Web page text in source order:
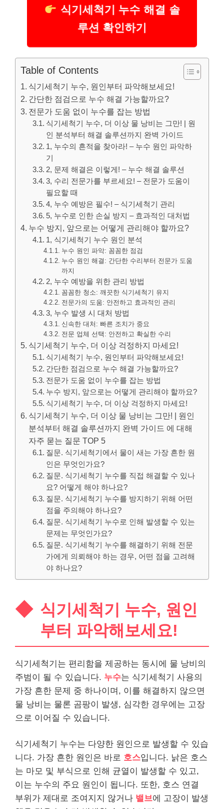
식기세척기 누수 해결 솔
루션 확인하기
Table of Contents
식기세척기 누수, 원인부터 파악해보세요!
간단한 점검으로 누수 해결 가능할까요?
전문가 도움 없이 누수를 잡는 방법
식기세척기 누수, 더 이상 물 낭비는 그만! | 원
인 분석부터 해결 솔루션까지 완벽 가이드
1, 누수의 흔적을 찾아라! – 누수 원인 파악하
기
2, 문제 해결은 이렇게! – 누수 해결 솔루션
3, 수리 전문가를 부르세요! – 전문가 도움이
필요할 때
4, 누수 예방은 필수! – 식기세척기 관리
5, 누수로 인한 손실 방지 – 효과적인 대처법
누수 방지, 앞으로는 어떻게 관리해야 할까요?
1, 식기세척기 누수 원인 분석
누수 원인 파악: 꼼꼼한 점검
누수 원인 해결: 간단한 수리부터 전문가 도움
까지
2, 누수 예방을 위한 관리 방법
꼼꼼한 청소: 깨끗한 식기세척기 유지
전문가의 도움: 안전하고 효과적인 관리
3, 누수 발생 시 대처 방법
신속한 대처: 빠른 조치가 중요
전문 업체 선택: 안전하고 확실한 수리
식기세척기 누수, 더 이상 걱정하지 마세요!
식기세척기 누수, 원인부터 파악해보세요!
간단한 점검으로 누수 해결 가능할까요?
전문가 도움 없이 누수를 잡는 방법
누수 방지, 앞으로는 어떻게 관리해야 할까요?
식기세척기 누수, 더 이상 걱정하지 마세요!
식기세척기 누수, 더 이상 물 낭비는 그만! | 원인
분석부터 해결 솔루션까지 완벽 가이드 에 대해
자주 묻는 질문 TOP 5
질문. 식기세척기에서 물이 새는 가장 흔한 원
인은 무엇인가요?
질문. 식기세척기 누수를 직접 해결할 수 있나
요? 어떻게 해야 하나요?
질문. 식기세척기 누수를 방지하기 위해 어떤
점을 주의해야 하나요?
질문. 식기세척기 누수로 인해 발생할 수 있는
문제는 무엇인가요?
질문. 식기세척기 누수를 해결하기 위해 전문
가에게 의뢰해야 하는 경우, 어떤 점을 고려해
야 하나요?
식기세척기 누수, 원인
부터 파악해보세요!
식기세척기는 편리함을 제공하는 동시에 물 낭비의
주범이 될 수 있습니다. 누수는 식기세척기 사용의
가장 흔한 문제 중 하나이며, 이를 해결하지 않으면
물 낭비는 물론 곰팡이 발생, 심각한 경우에는 고장
으로 이어질 수 있습니다.
식기세척기 누수는 다양한 원인으로 발생할 수 있습
니다. 가장 흔한 원인은 바로 호스입니다. 낡은 호스
는 마모 및 부식으로 인해 균열이 발생할 수 있고,
이는 누수의 주요 원인이 됩니다. 또한, 호스 연결
부위가 제대로 조여지지 않거나 밸브에 고장이 발생